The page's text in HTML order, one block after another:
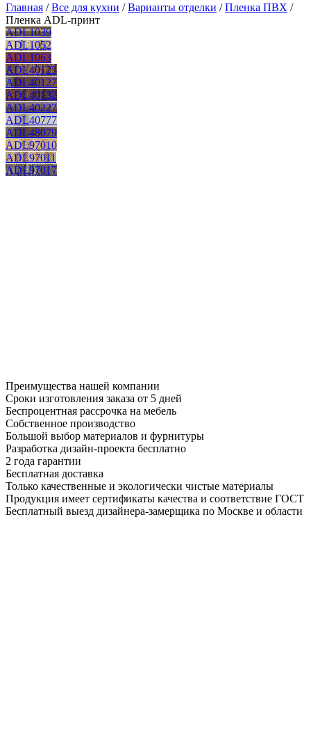
Главная /Все для кухни /Варианты отделки /Пленка ПВХ /
Пленка ADL-принт
ADL1039
ADL1052
ADL1063
ADL40123
ADL40127
ADL40132
ADL40227
ADL40777
ADL48079
ADL97010
ADL97011
ADL97017
Преимущества нашей компании
Сроки изготовления заказа от 5 дней
Беспроцентная рассрочка на мебель
Собственное производство
Большой выбор материалов и фурнитуры
Разработка дизайн-проекта бесплатно
2 года гарантии
Бесплатная доставка
Только качественные и экологически чистые материалы
Продукция имеет сертификаты качества и соответствие ГОСТ
Бесплатный выезд дизайнера-замерщика по Москве и области